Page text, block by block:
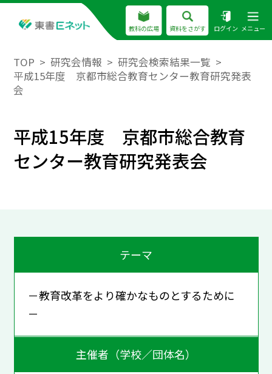
教科の広場 資料をさがす ログイン メニュー
TOP 研究会情報
研究会検索結果一覧
平成15年度 京都市総合教育センター教育研究発表
会
平成15年度 京都市総合教育
センター教育研究発表会
テーマ
－教育改革をより確かなものとするために
－
主催者（学校／団体名）